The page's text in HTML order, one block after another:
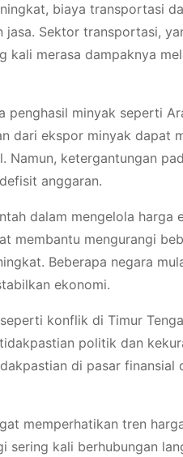
biaya transportasi
jasa. Sektor transportasi,
kali merasa dampaknya
penghasil minyak seperti
dari ekspor minyak dapat
Namun, ketergantungan
anggaran.
dalam mengelola
membantu mengurangi
Beberapa negara
ekonomi.
konflik di Timur
politik dan
di pasar
memperhatikan tren
sering kali berhubungan